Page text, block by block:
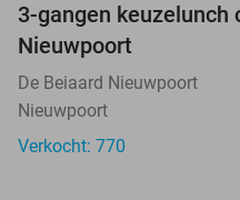
3-gangen keuzelunch
Nieuwpoort
De Beiaard Nieuwpoort
Nieuwpoort
Verkocht: 770